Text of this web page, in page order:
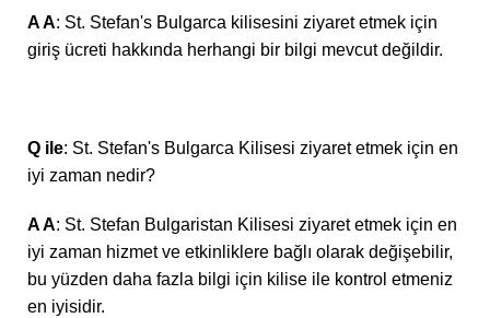
A A: St. Stefan's Bulgarca kilisesini ziyaret etmek için
giriş ücreti hakkında herhangi bir bilgi mevcut değildir.
Q ile: St. Stefan's Bulgarca Kilisesi ziyaret etmek için en
iyi zaman nedir?
A A: St. Stefan Bulgaristan Kilisesi ziyaret etmek için en
iyi zaman hizmet ve etkinliklere bağlı olarak değişebilir,
bu yüzden daha fazla bilgi için kilise ile kontrol etmeniz
en iyisidir.